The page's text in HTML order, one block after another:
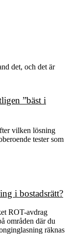
det, och det är
”bäst i
vilken lösning
tester som
i bostadsrätt?
ROT-avdrag
områden där du
räknas